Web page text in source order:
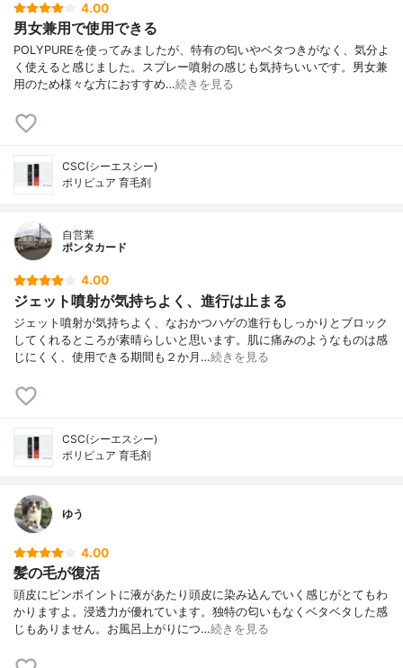
4.00
男女兼用で使用できる
POLYPUREを使ってみましたが、特有の匂いやベタつきがなく、気分よ
く使えると感じました。スプレー噴射の感じも気持ちいいです。男女兼
用のため様々な方におすすめ…続きを見る
CSC(シーエスシー)
ポリピュア 育毛剤
自営業
ポンタカード
4.00
ジェット噴射が気持ちよく、進行は止まる
ジェット噴射が気持ちよく、なおかつハゲの進行もしっかりとブロック
してくれるところが素晴らしいと思います。肌に痛みのようなものは感
じにくく、使用できる期間も２か月…続きを見る
CSC(シーエスシー)
ポリピュア 育毛剤
ゆう
4.00
髪の毛が復活
頭皮にピンポイントに液があたり頭皮に染み込んでいく感じがとてもわ
かりますよ。浸透力が優れています。独特の匂いもなくベタベタした感
じもありません。お風呂上がりにつ…続きを見る